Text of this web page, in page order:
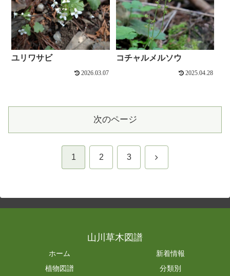
ユリワサビ
2026.03.07
コチャルメルソウ
2025.04.28
次のページ
1 2 3 次
山川草木図譜
ホーム
新着情報
植物図譜
分類別